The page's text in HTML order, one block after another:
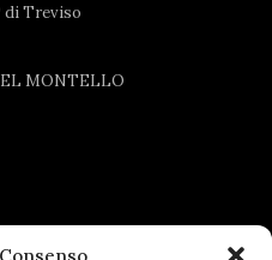
di Treviso
MONTELLO